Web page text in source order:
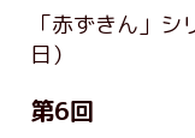
「赤ずきん」
日）
第6回